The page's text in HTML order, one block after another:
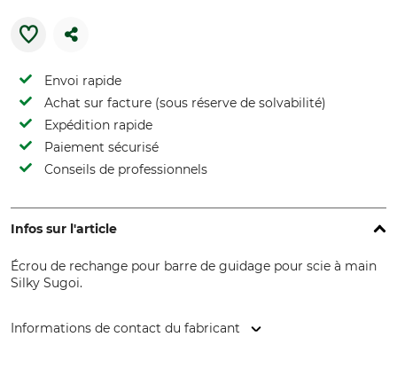
Envoi rapide
Achat sur facture (sous réserve de solvabilité)
Expédition rapide
Paiement sécurisé
Conseils de professionnels
Infos sur l'article
Écrou de rechange pour barre de guidage pour scie à main
Silky Sugoi.
Informations de contact du fabricant